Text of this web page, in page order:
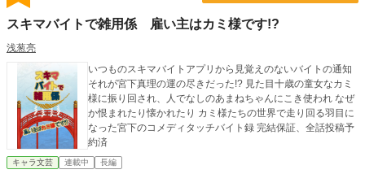
スキマバイトで雑用係 雇い主はカミ様です!?
浅葱亮
いつものスキマバイトアプリから見覚えのないバイトの通知
それが宮下真理の運の尽きだった!? 見た目十歳の童女なカミ
様に振り回され、人でなしのあまねちゃんにこき使われ なぜ
か恨まれたり懐かれたり カミ様たちの世界で走り回る羽目に
なった宮下のコメディタッチバイト録 完結保証、全話投稿予
約済
キャラ文芸 連載中 長編